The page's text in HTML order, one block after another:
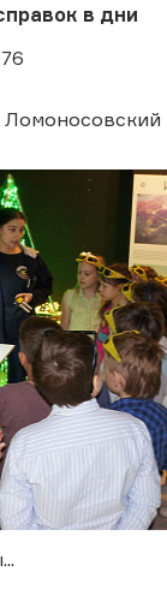
в дни
Ломоносовский